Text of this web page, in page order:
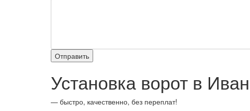
Установка ворот в
— быстро, качественно, без переплат!